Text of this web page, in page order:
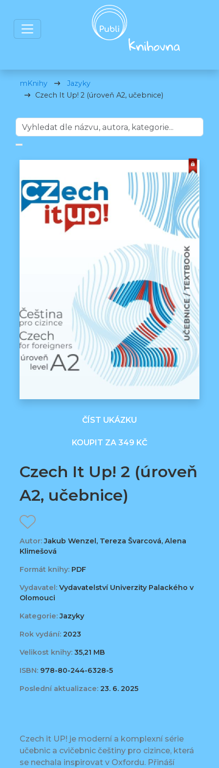
mKnihy
Jazyky
Czech It Up! 2 (úroveň A2, učebnice)
ČÍST UKÁZKU
KOUPIT ZA 349 KČ
Czech It Up! 2 (úroveň
A2, učebnice)
Autor:Jakub Wenzel, Tereza Švarcová, Alena
Klimešová
Formát knihy: PDF
Vydavatel: Vydavatelství Univerzity Palackého v
Olomouci
Kategorie:Jazyky
Rok vydání: 2023
Velikost knihy: 35,21 MB
ISBN: 978-80-244-6328-5
Poslední aktualizace: 23. 6. 2025
Czech it UP! je moderní a komplexní série
učebnic a cvičebnic češtiny pro cizince, která
se nechala inspirovat v Oxfordu. Přináší